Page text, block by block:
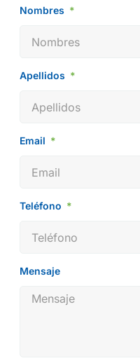
Nombres
Apellidos
Email
Teléfono
Mensaje